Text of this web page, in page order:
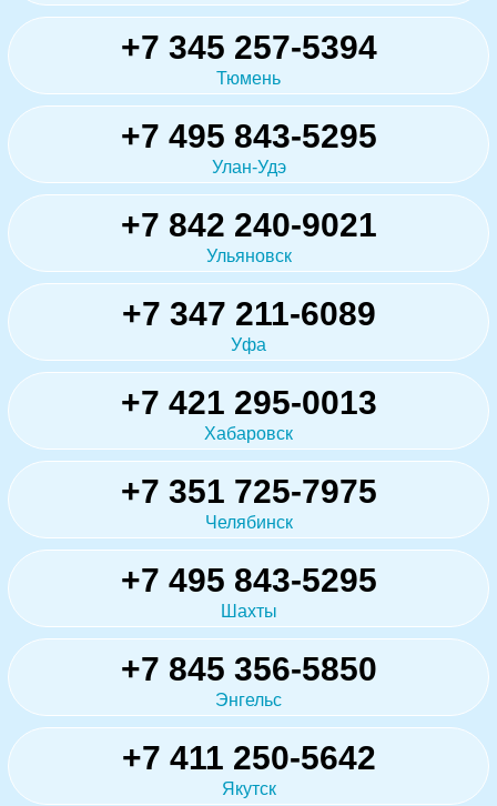
+7 345 257-5394
Тюмень
+7 495 843-5295
Улан-Удэ
+7 842 240-9021
Ульяновск
+7 347 211-6089
Уфа
+7 421 295-0013
Хабаровск
+7 351 725-7975
Челябинск
+7 495 843-5295
Шахты
+7 845 356-5850
Энгельс
+7 411 250-5642
Якутск